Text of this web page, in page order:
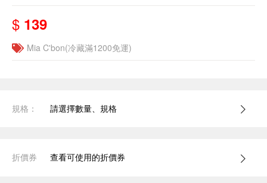
$ 139
Mia C'bon(冷藏滿1200免運)
規格： 請選擇數量、規格
折價券 查看可使用的折價券